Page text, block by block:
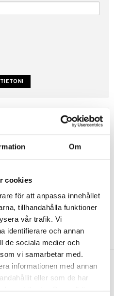
Om
cookies
för att anpassa innehållet
tillhandahålla funktioner
vår trafik. Vi
identifierare och annan
de sociala medier och
vi samarbetar med.
informationen med annan
eller som de har
YLI 50 €